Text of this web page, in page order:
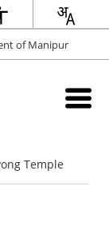
of Manipur
Temple